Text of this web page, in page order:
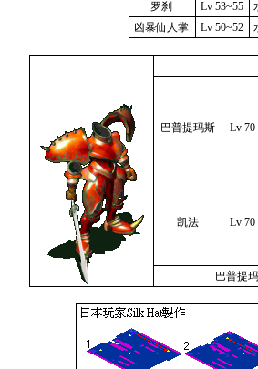
罗刹
Lv 53~55
凶暴仙人掌
Lv 50~52
巴普提玛斯 Lv 70
凯法 Lv 70
巴普提